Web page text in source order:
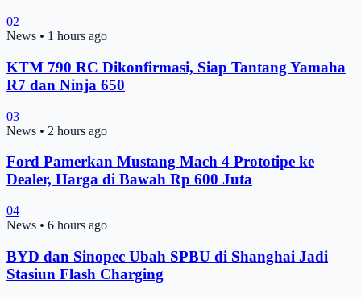
02
News • 1 hours ago
KTM 790 RC Dikonfirmasi, Siap Tantang Yamaha
R7 dan Ninja 650
03
News • 2 hours ago
Ford Pamerkan Mustang Mach 4 Prototipe ke
Dealer, Harga di Bawah Rp 600 Juta
04
News • 6 hours ago
BYD dan Sinopec Ubah SPBU di Shanghai Jadi
Stasiun Flash Charging